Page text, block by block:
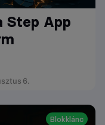
Step App
6.
Blokklánc